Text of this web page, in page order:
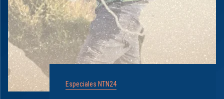
Especiales NTN24